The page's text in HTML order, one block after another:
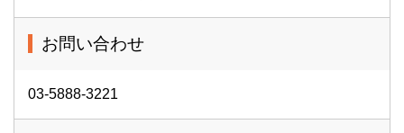
お問い合わせ
03-5888-3221